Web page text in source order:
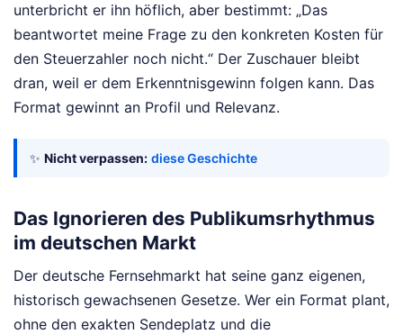
unterbricht er ihn höflich, aber bestimmt: „Das
beantwortet meine Frage zu den konkreten Kosten für
den Steuerzahler noch nicht.“ Der Zuschauer bleibt
dran, weil er dem Erkenntnisgewinn folgen kann. Das
Format gewinnt an Profil und Relevanz.
✨ Nicht verpassen: diese Geschichte
Das Ignorieren des Publikumsrhythmus
im deutschen Markt
Der deutsche Fernsehmarkt hat seine ganz eigenen,
historisch gewachsenen Gesetze. Wer ein Format plant,
ohne den exakten Sendeplatz und die